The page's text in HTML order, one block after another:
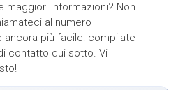
maggiori informazioni? Non
al numero
ancora più facile: compilate
contatto qui sotto. Vi